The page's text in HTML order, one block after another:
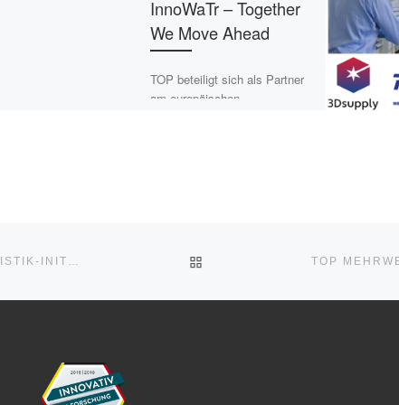
InnoWaTr – Together
We Move Ahead
TOP beteiligt sich als Partner
am europäischen
KERSTIN WENDT-HEINRICH IN DEN VORSTAND DER LOGISTIK-INITIATIVE HAMBURG GEWÄHLT ZURÜCK ZUR